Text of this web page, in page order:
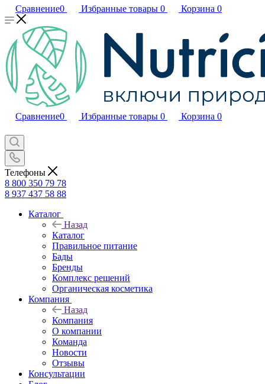
Сравнение0 Избранные товары 0 Корзина 0
Сравнение0 Избранные товары 0 Корзина 0
Телефоны
8 800 350 79 78
8 937 437 58 88
Каталог
Назад
Каталог
Правильное питание
Бады
Бренды
Комплекс решений
Органическая косметика
Компания
Назад
Компания
О компании
Команда
Новости
Отзывы
Консультации